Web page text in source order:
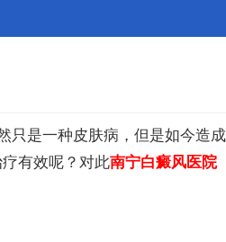
只是一种皮肤病，但是如今造
有效呢？对此南宁白癜风医院